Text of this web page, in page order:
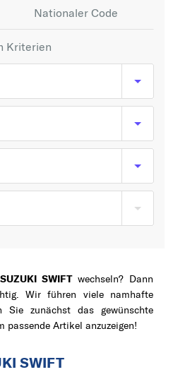
Nationaler Code
Kriterien
SWIFTwechseln? Dann
Wir führen viele namhafte
Sie zunächst das gewünschte
passende Artikel anzuzeigen!
SWIFT